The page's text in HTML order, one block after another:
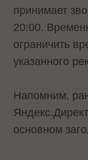
принимает
20:00.
ограничить
указанного
Напомним,
Яндекс.Директ
основном